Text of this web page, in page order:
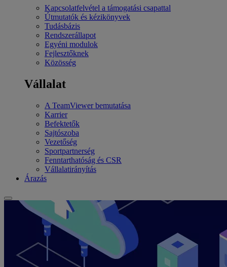
Kapcsolatfelvétel a támogatási csapattal
Útmutatók és kézikönyvek
Tudásbázis
Rendszerállapot
Egyéni modulok
Fejlesztőknek
Közösség
Vállalat
A TeamViewer bemutatása
Karrier
Befektetők
Sajtószoba
Vezetőség
Sportpartnerség
Fenntarthatóság és CSR
Vállalatirányítás
Árazás